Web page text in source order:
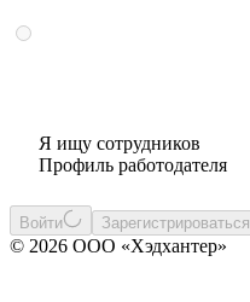
Я ищу сотрудников
Профиль работодателя
Войти Зарегистрироваться
© 2026 ООО «Хэдхантер»